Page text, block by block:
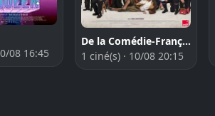
08 16:45
De la Comédie-Française
1 ciné(s) · 10/08 20:15